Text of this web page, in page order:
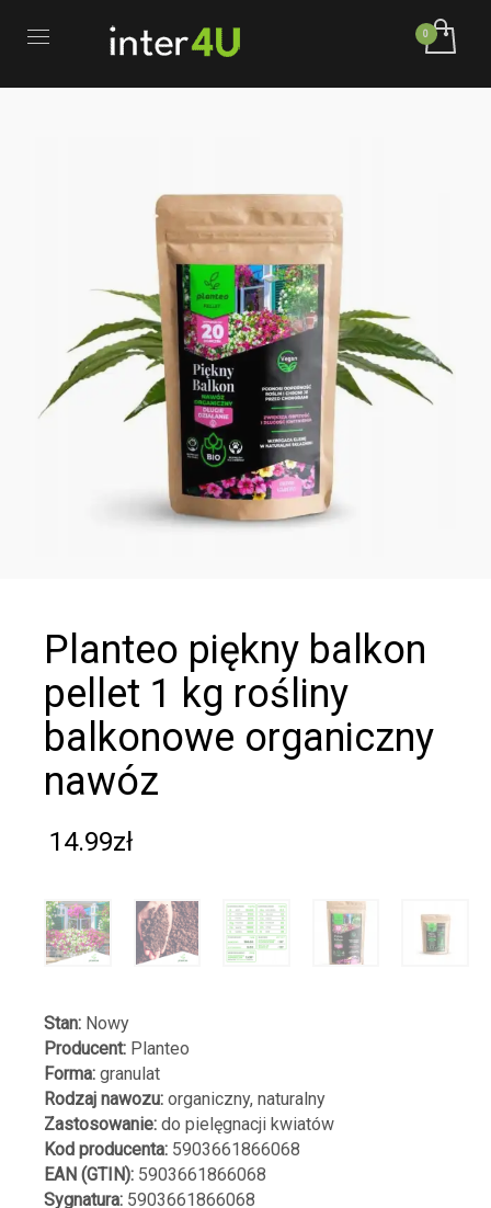
planteo piękny balkon
pellet 1 kg rośliny
balkonowe organiczny
nawóz
14.99zł
Stan: Nowy
Producent: Planteo
Forma: granulat
Rodzaj nawozu: organiczny, naturalny
Zastosowanie: do pielęgnacji kwiatów
Kod producenta: 5903661866068
EAN (GTIN): 5903661866068
Sygnatura: 5903661866068